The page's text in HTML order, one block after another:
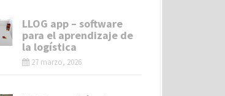
LLOG app – software
para el aprendizaje de
la logística
27 marzo, 2026